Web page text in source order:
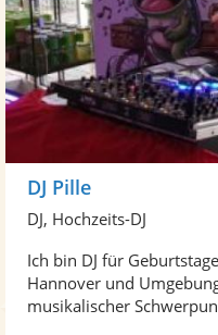
DJ Pille
DJ, Hochzeits-DJ
Ich bin DJ für
Hannover und
musikalischer